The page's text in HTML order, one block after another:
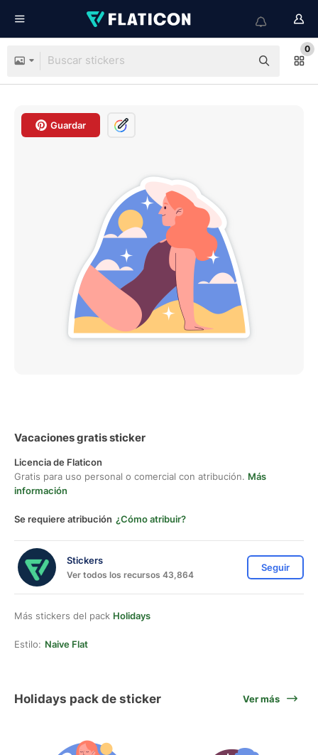
0
Guardar
Vacaciones gratis sticker
Licencia de Flaticon
Gratis para uso personal o comercial con atribución. Más
información
Se requiere atribución ¿Cómo atribuir?
Stickers
Ver todos los recursos 43,864
Seguir
Más stickers del pack Holidays
Estilo: Naive Flat
Holidays pack de sticker Ver más